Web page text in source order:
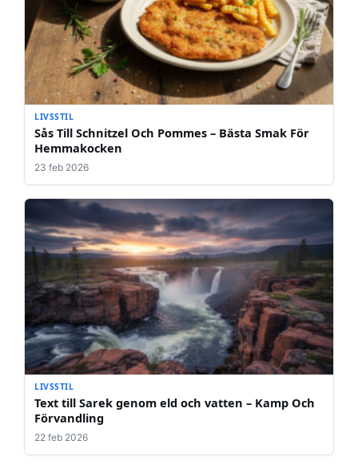
LIVSSTIL
Sås Till Schnitzel Och Pommes – Bästa Smak För
Hemmakocken
23 feb 2026
LIVSSTIL
Text till Sarek genom eld och vatten – Kamp Och
Förvandling
22 feb 2026